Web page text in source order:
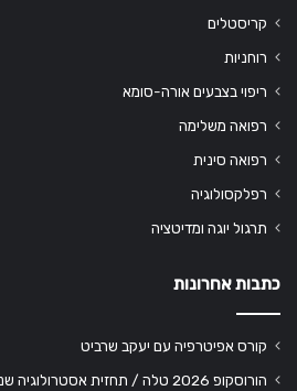
קריסטלים
רוחניות
ריפוי בצבעים אורה-סומא
רפואה משלימה
רפואה סינית
רפלקסולוגיה
תרגול יוגה ומדיטציה
כתבות אחרונות
קורס אפיטרפיה עם יעקב שרביט
הורוסקופ 2026 טלה / תחזית אסטרולוגיה שנתית מזל טלה